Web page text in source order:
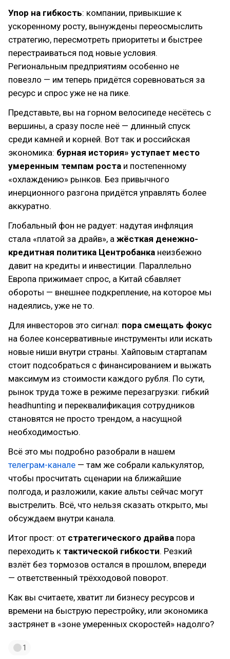
Упор на гибкость: компании, привыкшие к
ускоренному росту, вынуждены переосмыслить
стратегию, пересмотреть приоритеты и быстрее
перестраиваться под новые условия.
Региональным предприятиям особенно не
повезло — им теперь придётся соревноваться за
ресурс и спрос уже не на пике.
Представьте, вы на горном велосипеде несётесь с
вершины, а сразу после неё — длинный спуск
среди камней и корней. Вот так и российская
экономика: бурная история» уступает место
умеренным темпам роста и постепенному
«охлаждению» рынков. Без привычного
инерционного разгона придётся управлять более
аккуратно.
Глобальный фон не радует: надутая инфляция
стала «платой за драйв», а жёсткая денежно-
кредитная политика Центробанка неизбежно
давит на кредиты и инвестиции. Параллельно
Европа прижимает спрос, а Китай сбавляет
обороты — внешнее подкрепление, на которое мы
надеялись, уже не то.
Для инвесторов это сигнал: пора смещать фокус
на более консервативные инструменты или искать
новые ниши внутри страны. Хайповым стартапам
стоит подсобраться с финансированием и выжать
максимум из стоимости каждого рубля. По сути,
рынок труда тоже в режиме перезагрузки: гибкий
headhunting и переквалификация сотрудников
становятся не просто трендом, а насущной
необходимостью.
Всё это мы подробно разобрали в нашем
телеграм-канале — там же собрали калькулятор,
чтобы просчитать сценарии на ближайшие
полгода, и разложили, какие альты сейчас могут
выстрелить. Всё, что нельзя сказать открыто, мы
обсуждаем внутри канала.
Итог прост: от стратегического драйва пора
переходить к тактической гибкости. Резкий
взлёт без тормозов остался в прошлом, впереди
— ответственный трёхходовой поворот.
Как вы считаете, хватит ли бизнесу ресурсов и
времени на быструю перестройку, или экономика
застрянет в «зоне умеренных скоростей» надолго?
1